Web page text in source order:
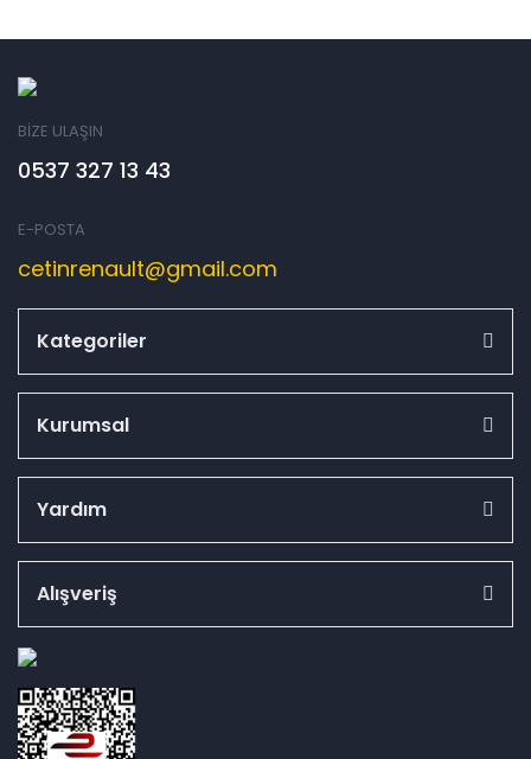
BİZE ULAŞIN
0537 327 13 43
E-POSTA
cetinrenault@gmail.com
Kategoriler
Kurumsal
Yardım
Alışveriş